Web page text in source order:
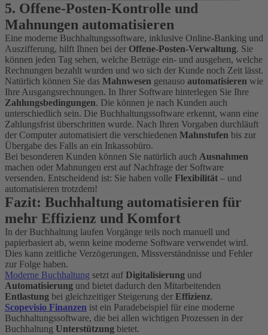
5. Offene-Posten-Kontrolle und
Mahnungen automatisieren
Eine moderne Buchhaltungssoftware, inklusive Online-Banking und
Auszifferung, hilft Ihnen bei der Offene-Posten-Verwaltung. Sie
können jeden Tag sehen, welche Beträge ein- und ausgehen, welche
Rechnungen bezahlt wurden und wo sich der Kunde noch Zeit lässt.
Natürlich können Sie das Mahnwesen genauso automatisieren wie
Ihre Ausgangsrechnungen. In Ihrer Software hinterlegen Sie Ihre
Zahlungsbedingungen. Die können je nach Kunden auch
unterschiedlich sein. Die Buchhaltungssoftware erkennt, wann eine
Zahlungsfrist überschritten wurde. Nach Ihren Vorgaben durchläuft
der Computer automatisiert die verschiedenen Mahnstufen bis zur
Übergabe des Falls an ein Inkassobüro.
Bei besonderen Kunden können Sie natürlich auch Ausnahmen
machen oder Mahnungen erst auf Nachfrage der Software
versenden. Entscheidend ist: Sie haben volle Flexibilität – und
automatisieren trotzdem!
Fazit: Buchhaltung automatisieren für
mehr Effizienz und Komfort
In der Buchhaltung laufen Vorgänge teils noch manuell und
papierbasiert ab, wenn keine moderne Software verwendet wird.
Dies kann zeitliche Verzögerungen, Missverständnisse und Fehler
zur Folge haben.
Moderne Buchhaltung setzt auf Digitalisierung und
Automatisierung und bietet dadurch den Mitarbeitenden
Entlastung bei gleichzeitiger Steigerung der Effizienz.
Scopevisio Finanzen ist ein Paradebeispiel für eine moderne
Buchhaltungssoftware, die bei allen wichtigen Prozessen in der
Buchhaltung Unterstützung bietet.